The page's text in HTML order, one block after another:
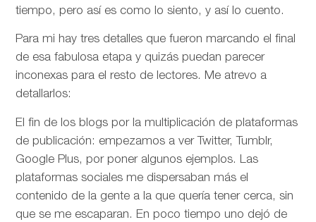
tiempo, pero así es como lo siento, y así lo cuento.
Para mi hay tres detalles que fueron marcando el final
de esa fabulosa etapa y quizás puedan parecer
inconexas para el resto de lectores. Me atrevo a
detallarlos:
El fin de los blogs por la multiplicación de plataformas
de publicación: empezamos a ver Twitter, Tumblr,
Google Plus, por poner algunos ejemplos. Las
plataformas sociales me dispersaban más el
contenido de la gente a la que quería tener cerca, sin
que se me escaparan. En poco tiempo uno dejó de